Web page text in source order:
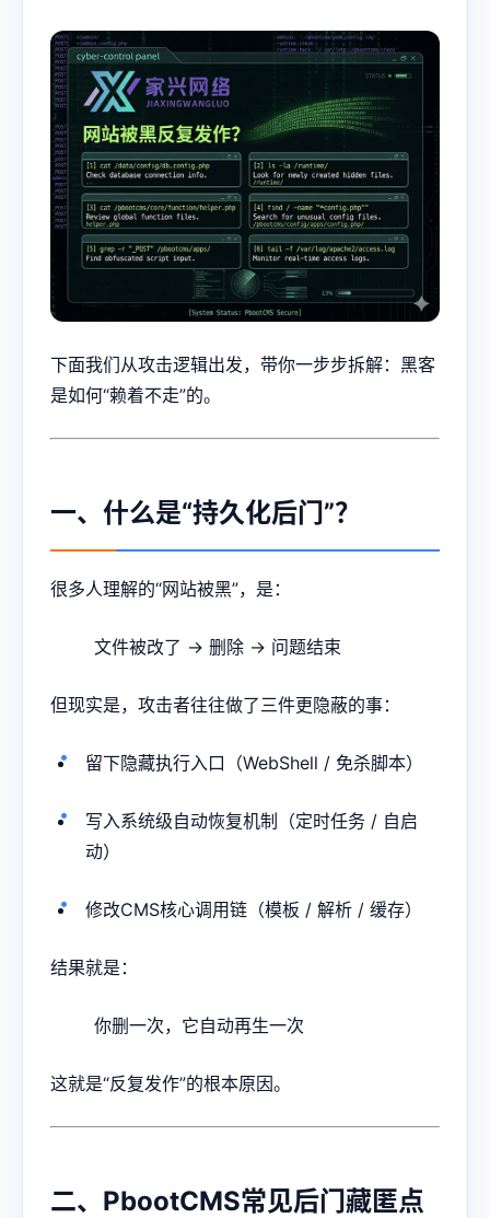
下面我们从攻击逻辑出发，带你一步步拆解：黑客
是如何“赖着不走”的。
一、什么是“持久化后门”？
很多人理解的“网站被黑”，是：
文件被改了 → 删除 → 问题结束
但现实是，攻击者往往做了三件更隐蔽的事：
留下隐藏执行入口（WebShell / 免杀脚本）
写入系统级自动恢复机制（定时任务 / 自启
动）
修改CMS核心调用链（模板 / 解析 / 缓存）
结果就是：
你删一次，它自动再生一次
这就是“反复发作”的根本原因。
二、PbootCMS常见后门藏匿点